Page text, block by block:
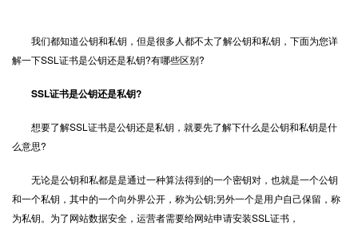
我们都知道公钥和私钥，但是很多人都不太了解公钥和私钥，下面为您详
解一下SSL证书是公钥还是私钥?有哪些区别?
SSL证书是公钥还是私钥?
想要了解SSL证书是公钥还是私钥，就要先了解下什么是公钥和私钥是什
么意思?
无论是公钥和私都是是通过一种算法得到的一个密钥对，也就是一个公钥
和一个私钥，其中的一个向外界公开，称为公钥;另外一个是用户自己保留，称
为私钥。为了网站数据安全，运营者需要给网站申请安装SSL证书，